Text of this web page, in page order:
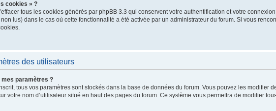
cookies » ?
tous les cookies générés par phpBB 3.3 qui conservent votre authentification et votre
lus) dans le cas où cette fonctionnalité a été activée par un administrateur du forum. Si vous
des utilisateurs
paramètres ?
tous vos paramètres sont stockés dans la base de données du forum. Vous pouvez les modifier
votre nom d’utilisateur situé en haut des pages du forum. Ce système vous permettra de modifier